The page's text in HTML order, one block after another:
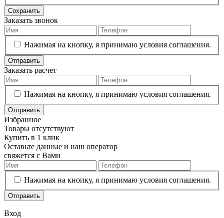
Сохранить
Заказать звонок
Нажимая на кнопку, я принимаю условия соглашения.
Отправить
Заказать расчет
Нажимая на кнопку, я принимаю условия соглашения.
Отправить
Избранное
Товары отсутствуют
Купить в 1 клик
Оставьте данные и наш оператор
свяжется с Вами
Нажимая на кнопку, я принимаю условия соглашения.
Отправить
Вход